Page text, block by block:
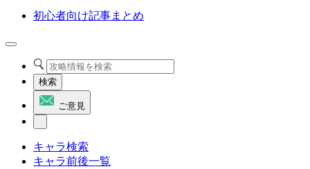
初心者向け記事まとめ
検索
ご意見
キャラ検索
キャラ前後一覧